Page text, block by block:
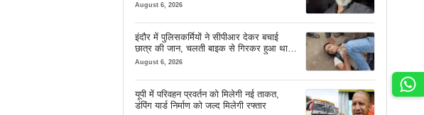
कार्रवाई
August 6, 2026
इंदौर में पुलिसकर्मियों ने सीपीआर देकर बचाई
छात्र की जान, चलती बाइक से गिरकर हुआ था
बेहोश
August 6, 2026
यूपी में परिवहन प्रवर्तन को मिलेगी नई ताकत,
डंपिंग यार्ड निर्माण को जल्द मिलेगी रफ्तार